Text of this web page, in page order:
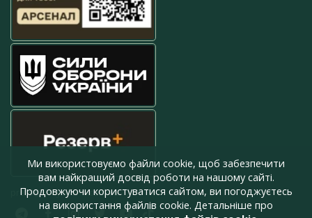
press@armyinform.com.ua
Ми використовуємо файли cookie, щоб забезпечити
вам найкращий досвід роботи на нашому сайті.
Продовжуючи користуватися сайтом, ви погоджуєтесь
на використання файлів cookie. Детальніше про